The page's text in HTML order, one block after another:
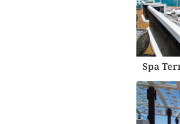
Spa